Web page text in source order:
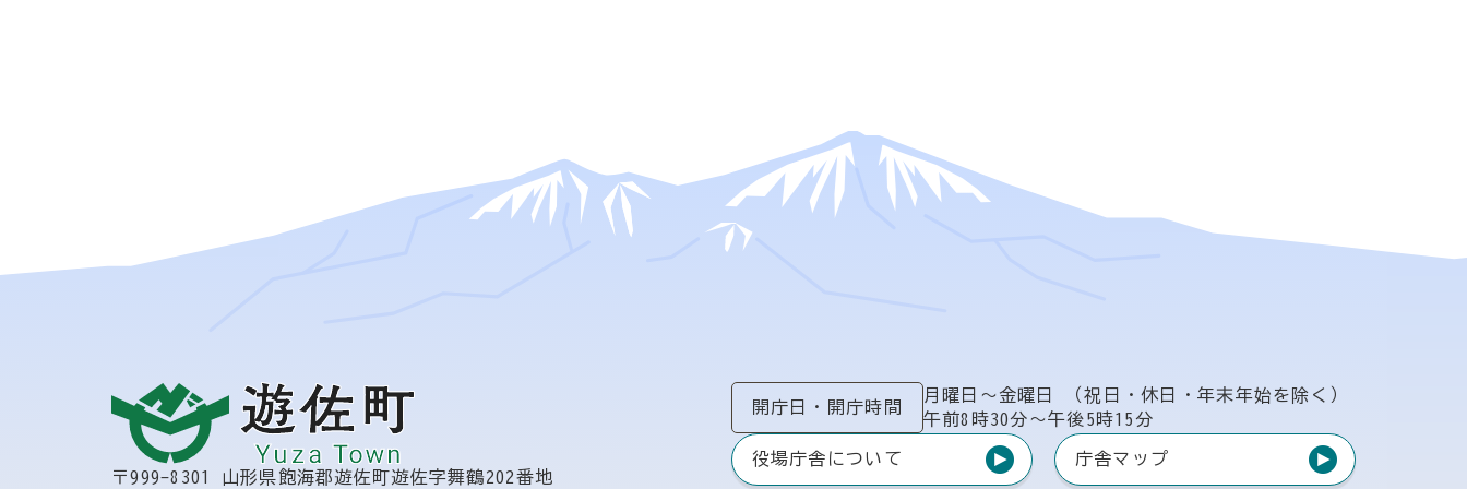
〒999-8301 山形県飽海郡遊佐町遊佐字舞鶴202番地
開庁日 ・ 開庁時間
月曜日〜金曜日
（祝日・休日・年末年始を除く）
午前8時30分〜午後5時15分
役場庁舎について 庁舎マップ